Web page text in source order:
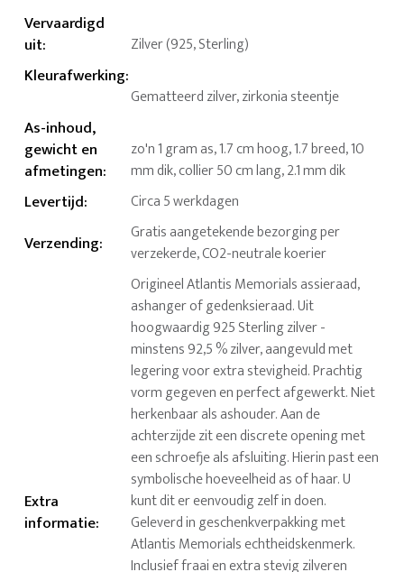
Vervaardigd
uit: Zilver (925, Sterling)
Kleurafwerking:
Gematteerd zilver, zirkonia steentje
As-inhoud,
gewicht en
afmetingen:
zo'n 1 gram as, 1.7 cm hoog, 1.7 breed, 10
mm dik, collier 50 cm lang, 2.1 mm dik
Levertijd: Circa 5 werkdagen
Verzending:
Gratis aangetekende bezorging per
verzekerde, CO2-neutrale koerier
Extra
informatie:
Origineel Atlantis Memorials assieraad,
ashanger of gedenksieraad. Uit
hoogwaardig 925 Sterling zilver -
minstens 92,5 % zilver, aangevuld met
legering voor extra stevigheid. Prachtig
vorm gegeven en perfect afgewerkt. Niet
herkenbaar als ashouder. Aan de
achterzijde zit een discrete opening met
een schroefje als afsluiting. Hierin past een
symbolische hoeveelheid as of haar. U
kunt dit er eenvoudig zelf in doen.
Geleverd in geschenkverpakking met
Atlantis Memorials echtheidskenmerk.
Inclusief fraai en extra stevig zilveren